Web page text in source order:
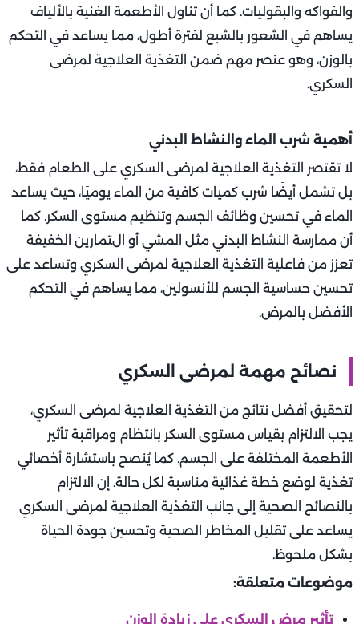
والفواكه والبقوليات. كما أن تناول الأطعمة الغنية بالألياف
يساهم في الشعور بالشبع لفترة أطول، مما يساعد في التحكم
بالوزن، وهو عنصر مهم ضمن التغذية العلاجية لمرضى
السكري.
أهمية شرب الماء والنشاط البدني
لا تقتصر التغذية العلاجية لمرضى السكري على الطعام فقط،
بل تشمل أيضًا شرب كميات كافية من الماء يوميًا، حيث يساعد
الماء في تحسين وظائف الجسم وتنظيم مستوى السكر. كما
أن ممارسة النشاط البدني مثل المشي أو التمارين الخفيفة
تعزز من فاعلية التغذية العلاجية لمرضى السكري وتساعد على
تحسين حساسية الجسم للأنسولين، مما يساهم في التحكم
الأفضل بالمرض.
نصائح مهمة لمرضى السكري
لتحقيق أفضل نتائج من التغذية العلاجية لمرضى السكري،
يجب الالتزام بقياس مستوى السكر بانتظام ومراقبة تأثير
الأطعمة المختلفة على الجسم. كما يُنصح باستشارة أخصائي
تغذية لوضع خطة غذائية مناسبة لكل حالة. إن الالتزام
بالنصائح الصحية إلى جانب التغذية العلاجية لمرضى السكري
يساعد على تقليل المخاطر الصحية وتحسين جودة الحياة
بشكل ملحوظ.
موضوعات متعلقة:
تأثير مرض السكري على زيادة الوزن